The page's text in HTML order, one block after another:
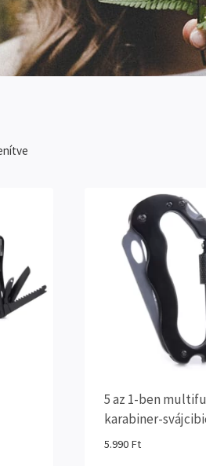
Sorted
5 az 1-ben
karabiner-
5.990 Ft